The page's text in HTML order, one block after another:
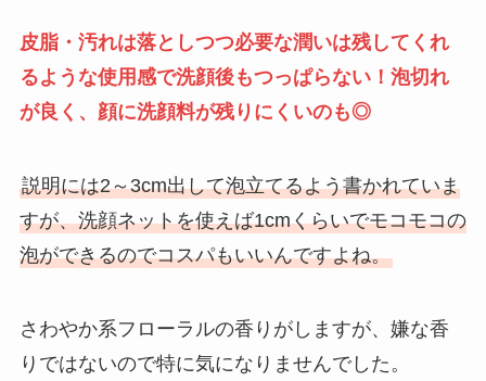
皮脂・汚れは落としつつ必要な潤いは残してくれ
るような使用感で洗顔後もつっぱらない！泡切れ
が良く、顔に洗顔料が残りにくいのも◎
説明には2～3cm出して泡立てるよう書かれていま
すが、洗顔ネットを使えば1cmくらいでモコモコの
泡ができるのでコスパもいいんですよね。
さわやか系フローラルの香りがしますが、嫌な香
りではないので特に気になりませんでした。